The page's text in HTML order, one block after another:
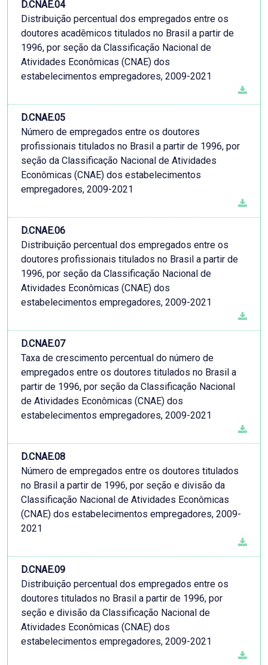
D.CNAE.04
Distribuição percentual dos empregados entre os
doutores acadêmicos titulados no Brasil a partir de
1996, por seção da Classificação Nacional de
Atividades Econômicas (CNAE) dos
estabelecimentos empregadores, 2009-2021
D.CNAE.05
Número de empregados entre os doutores
profissionais titulados no Brasil a partir de 1996, por
seção da Classificação Nacional de Atividades
Econômicas (CNAE) dos estabelecimentos
empregadores, 2009-2021
D.CNAE.06
Distribuição percentual dos empregados entre os
doutores profissionais titulados no Brasil a partir de
1996, por seção da Classificação Nacional de
Atividades Econômicas (CNAE) dos
estabelecimentos empregadores, 2009-2021
D.CNAE.07
Taxa de crescimento percentual do número de
empregados entre os doutores titulados no Brasil a
partir de 1996, por seção da Classificação Nacional
de Atividades Econômicas (CNAE) dos
estabelecimentos empregadores, 2009-2021
D.CNAE.08
Número de empregados entre os doutores titulados
no Brasil a partir de 1996, por seção e divisão da
Classificação Nacional de Atividades Econômicas
(CNAE) dos estabelecimentos empregadores, 2009-
2021
D.CNAE.09
Distribuição percentual dos empregados entre os
doutores titulados no Brasil a partir de 1996, por
seção e divisão da Classificação Nacional de
Atividades Econômicas (CNAE) dos
estabelecimentos empregadores, 2009-2021